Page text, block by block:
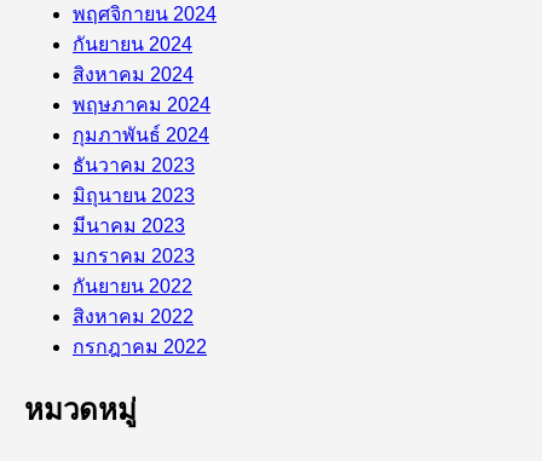
พฤศจิกายน 2024
กันยายน 2024
สิงหาคม 2024
พฤษภาคม 2024
กุมภาพันธ์ 2024
ธันวาคม 2023
มิถุนายน 2023
มีนาคม 2023
มกราคม 2023
กันยายน 2022
สิงหาคม 2022
กรกฎาคม 2022
หมวดหมู่